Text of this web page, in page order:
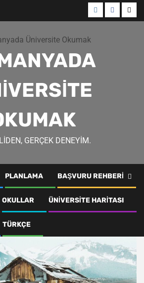
MenüMenü
GERÇEK DENEYIM.
PLANLAMA BAŞVURU REHBERI
OKULLAR ÜNIVERSITE HARITASI
TÜRKÇE
konaklama